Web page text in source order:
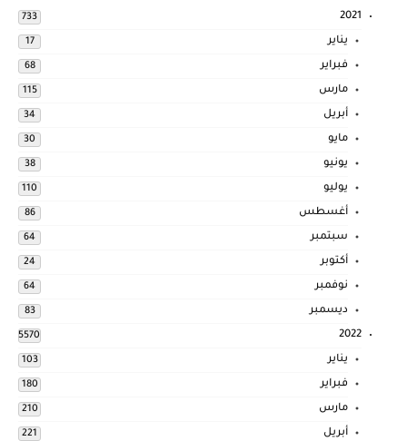
2021
733
يناير 17
فبراير 68
مارس 115
أبريل 34
مايو 30
يونيو 38
يوليو 110
أغسطس 86
سبتمبر 64
أكتوبر 24
نوفمبر 64
ديسمبر 83
2022
5570
يناير 103
فبراير 180
مارس 210
أبريل 221